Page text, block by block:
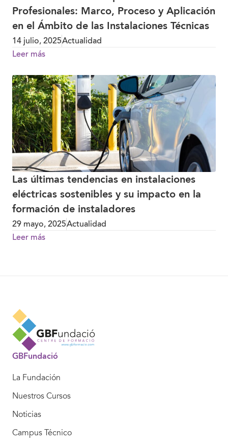
Profesionales: Marco, Proceso y Aplicación
en el Ámbito de las Instalaciones Técnicas
14 julio, 2025Actualidad
Leer más
Las últimas tendencias en instalaciones
eléctricas sostenibles y su impacto en la
formación de instaladores
29 mayo, 2025Actualidad
Leer más
GBFundació
La Fundación
Nuestros Cursos
Noticias
Campus Técnico